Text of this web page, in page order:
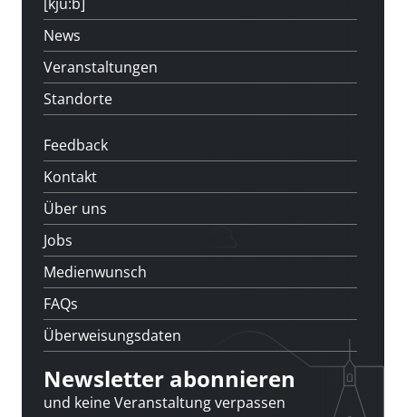
[kju:b]
News
Veranstaltungen
Standorte
Feedback
Kontakt
Über uns
Jobs
Medienwunsch
FAQs
Überweisungsdaten
Newsletter abonnieren
und keine Veranstaltung verpassen